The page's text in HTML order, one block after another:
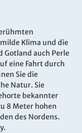
Klima und die
auch Perle
eine Fahrt durch
Sie die
Natur. Sie
bekannter
8 Meter hohen
des Nordens.